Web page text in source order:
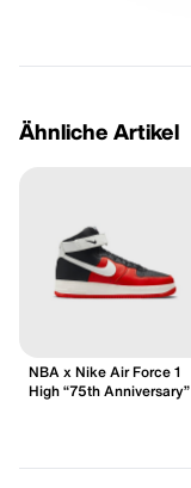
Ähnliche Artikel
NBA x Nike Air Force 1
High “75th Anniversary”